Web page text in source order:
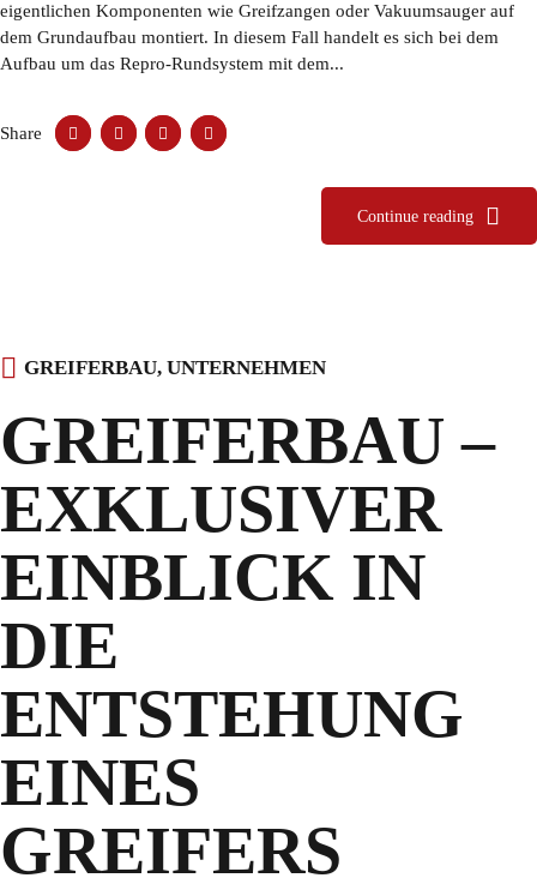
eigentlichen Komponenten wie Greifzangen oder Vakuumsauger auf
dem Grundaufbau montiert. In diesem Fall handelt es sich bei dem
Aufbau um das Repro-Rundsystem mit dem...
Share
Continue reading
GREIFERBAU, UNTERNEHMEN
GREIFERBAU –
EXKLUSIVER
EINBLICK IN
DIE
ENTSTEHUNG
EINES
GREIFERS